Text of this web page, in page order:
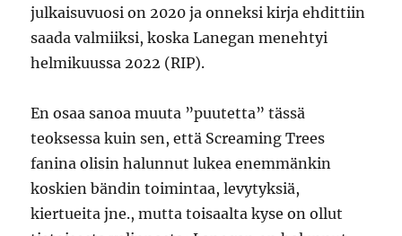
julkaisuvuosi on 2020 ja onneksi kirja ehdittiin
saada valmiiksi, koska Lanegan menehtyi
helmikuussa 2022 (RIP).
En osaa sanoa muuta ”puutetta” tässä
teoksessa kuin sen, että Screaming Trees
fanina olisin halunnut lukea enemmänkin
koskien bändin toimintaa, levytyksiä,
kiertueita jne., mutta toisaalta kyse on ollut